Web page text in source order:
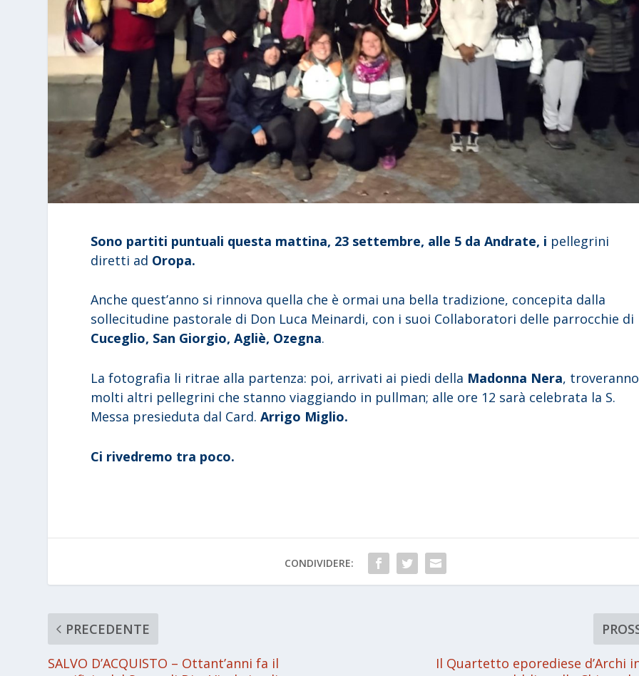
Sono partiti puntuali questa mattina, 23 settembre, alle 5 da Andrate, i pellegrini
diretti ad Oropa.
Anche quest’anno si rinnova quella che è ormai una bella tradizione, concepita dalla
sollecitudine pastorale di Don Luca Meinardi, con i suoi Collaboratori delle parrocchie di
Cuceglio, San Giorgio, Agliè, Ozegna.
La fotografia li ritrae alla partenza: poi, arrivati ai piedi della Madonna Nera, troveranno
molti altri pellegrini che stanno viaggiando in pullman; alle ore 12 sarà celebrata la S.
Messa presieduta dal Card.Arrigo Miglio.
Ci rivedremo tra poco.
CONDIVIDERE:
PRECEDENTE
SALVO D’ACQUISTO – Ottant’anni fa il
Il Quartetto eporediese d’Archi